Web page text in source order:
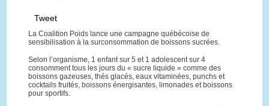
Tweet
La Coalition Poids lance une campagne québécoise de
sensibilisation à la surconsommation de boissons sucrées.
Selon l’organisme, 1 enfant sur 5 et 1 adolescent sur 4
consomment tous les jours du « sucre liquide » comme des
boissons gazeuses, thés glacés, eaux vitaminées, punchs et
cocktails fruités, boissons énergisantes, limonades et boissons
pour sportifs.